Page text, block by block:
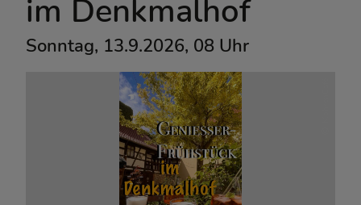
im Denkmalhof
Sonntag, 13.9.2026, 08 Uhr